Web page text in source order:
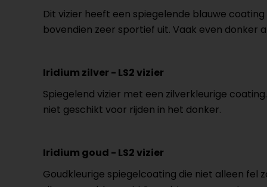
Dit vizier heeft een spiegelende blauwe
bovendien zeer sportief uit. Vaak even donker
Iridium zilver - LS2 vizier
Spiegelend vizier met een zilverkleurige
niet geschikt voor rijden in het donker.
Iridium goud - LS2 vizier
Goudkleurige spiegelcoating die niet alleen fel